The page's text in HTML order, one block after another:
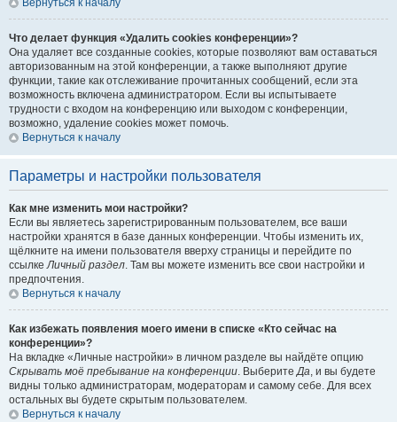
Вернуться к началу
Что делает функция «Удалить cookies конференции»?
Она удаляет все созданные cookies, которые позволяют вам оставаться
авторизованным на этой конференции, а также выполняют другие
функции, такие как отслеживание прочитанных сообщений, если эта
возможность включена администратором. Если вы испытываете
трудности с входом на конференцию или выходом с конференции,
возможно, удаление cookies может помочь.
Вернуться к началу
Параметры и настройки пользователя
Как мне изменить мои настройки?
Если вы являетесь зарегистрированным пользователем, все ваши
настройки хранятся в базе данных конференции. Чтобы изменить их,
щёлкните на имени пользователя вверху страницы и перейдите по
ссылкеЛичный раздел. Там вы можете изменить все свои настройки и
предпочтения.
Вернуться к началу
Как избежать появления моего имени в списке «Кто сейчас на
конференции»?
На вкладке «Личные настройки» в личном разделе вы найдёте опцию
Скрывать моё пребывание на конференции. ВыберитеДа, и вы будете
видны только администраторам, модераторам и самому себе. Для всех
остальных вы будете скрытым пользователем.
Вернуться к началу